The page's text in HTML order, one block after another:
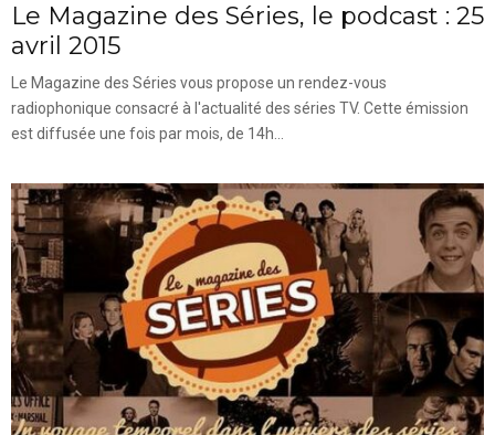
Le Magazine des Séries, le podcast : 25
avril 2015
Le Magazine des Séries vous propose un rendez-vous
radiophonique consacré à l'actualité des séries TV. Cette émission
est diffusée une fois par mois, de 14h...